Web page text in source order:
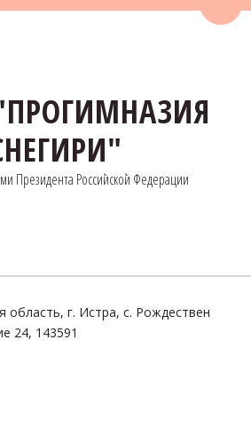
Президента Российской Федерации
область, г. Истра, с. Рождествен
24, 143591